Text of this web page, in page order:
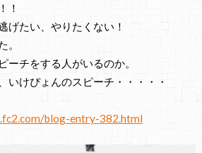
！
げたい、やりたくない！
。
ーチをする人がいるのか。
いけぴょんのスピーチ・・・・・
blog-entry-382.html